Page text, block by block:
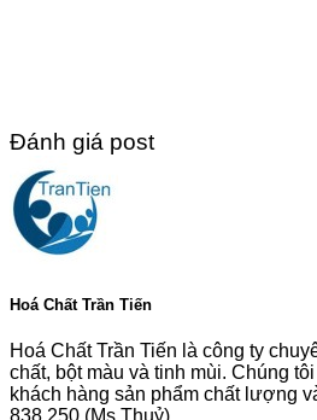
Đánh giá post
Hoá Chất Trần Tiến
Hoá Chất Trần Tiến là công ty
chất, bột màu và tinh mùi. Chúng
khách hàng sản phẩm chất lượng
838 250 (Ms Thuỷ)